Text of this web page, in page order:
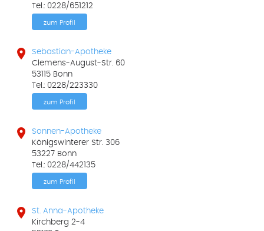
Tel.: 0228/651212
zum Profil

Sebastian-Apotheke
Clemens-August-Str. 60
53115 Bonn
Tel.: 0228/223330
zum Profil

Sonnen-Apotheke
Königswinterer Str. 306
53227 Bonn
Tel.: 0228/442135
zum Profil

St. Anna-Apotheke
Kirchberg 2-4